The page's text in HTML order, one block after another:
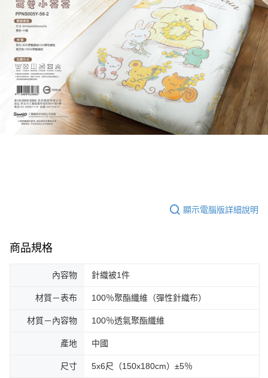
宅配
每筆NT$80，滿NT$699(含以上)免運費
顯示電腦版詳細說明
商品規格
內容物 針織被1件
材質－表布 100％聚酯纖維（彈性針織布）
材質－內容物 100％透氣聚酯纖維
產地 中國
尺寸 5x6尺（150x180cm）±5％